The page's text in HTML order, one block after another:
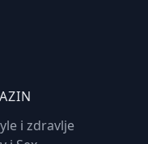
i zdravlje